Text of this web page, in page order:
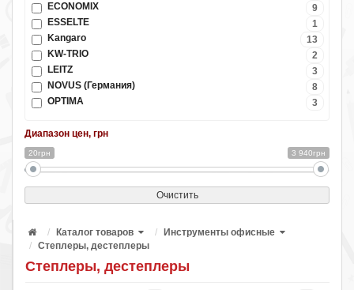
9
ECONOMIX
1
ESSELTE
13
Kangaro
2
KW-TRIO
3
LEITZ
8
NOVUS (Германия)
3
OPTIMA
Диапазон цен, грн
20грн 3 940грн
Очистить
Каталог товаров
Инструменты офисные
Степлеры, дестеплеры
Степлеры, дестеплеры